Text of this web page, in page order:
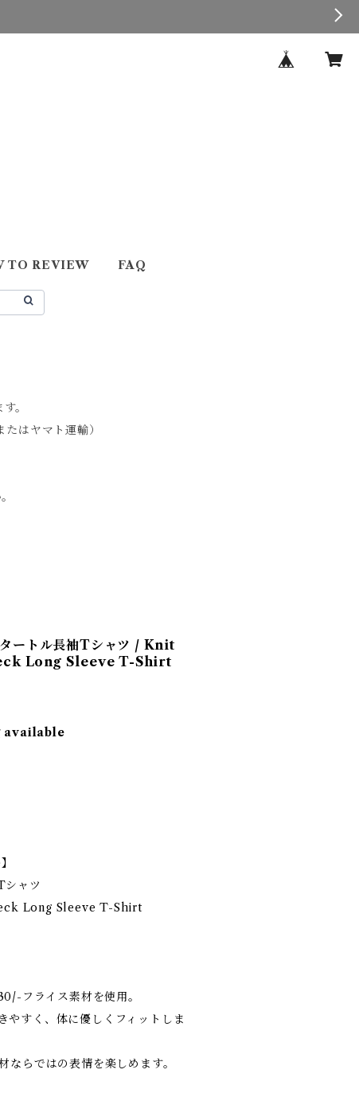
TO REVIEW FAQ
。
はヤマト運輸）
ートル長袖Tシャツ / Knit
Long Sleeve T-Shirt
available
シャツ
Long Sleeve T-Shirt
フライス素材を使用。
やすく、体に優しくフィットしま
らではの表情を楽しめます。